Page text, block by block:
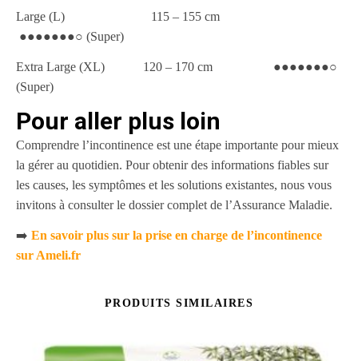
Large (L) 115 – 155 cm
●●●●●●●○ (Super)
Extra Large (XL) 120 – 170 cm ●●●●●●●○
(Super)
Pour aller plus loin
Comprendre l’incontinence est une étape importante pour mieux
la gérer au quotidien. Pour obtenir des informations fiables sur
les causes, les symptômes et les solutions existantes, nous vous
invitons à consulter le dossier complet de l’Assurance Maladie.
➡️ En savoir plus sur la prise en charge de l’incontinence
sur Ameli.fr
PRODUITS SIMILAIRES